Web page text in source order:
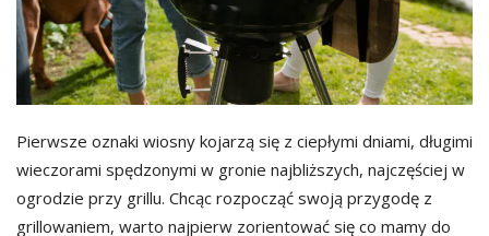
Pierwsze oznaki wiosny kojarzą się z ciepłymi dniami, długimi
wieczorami spędzonymi w gronie najbliższych, najczęściej w
ogrodzie przy grillu. Chcąc rozpocząć swoją przygodę z
grillowaniem, warto najpierw zorientować się co mamy do